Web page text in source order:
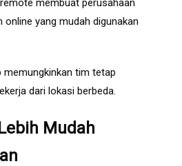
membuat perusahaan
yang mudah digunakan
memungkinkan tim tetap
dari lokasi berbeda.
Mudah